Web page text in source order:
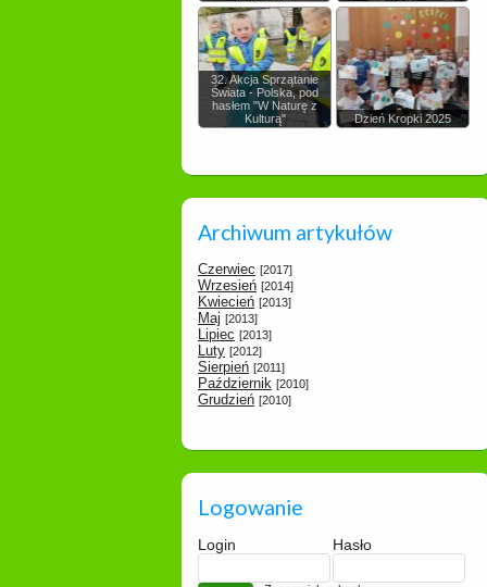
32. Akcja Sprzątanie
Świata - Polska, pod
hasłem "W Naturę z
Kulturą"
Dzień Kropki 2025
Archiwum artykułów
Czerwiec [2017]
Wrzesień [2014]
Kwiecień [2013]
Maj [2013]
Lipiec [2013]
Luty [2012]
Sierpień [2011]
Październik [2010]
Grudzień [2010]
Logowanie
Login Hasło